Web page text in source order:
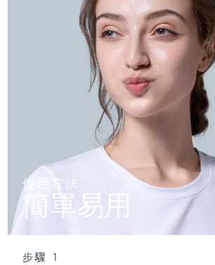
使用方法
簡單易用
步驟 1